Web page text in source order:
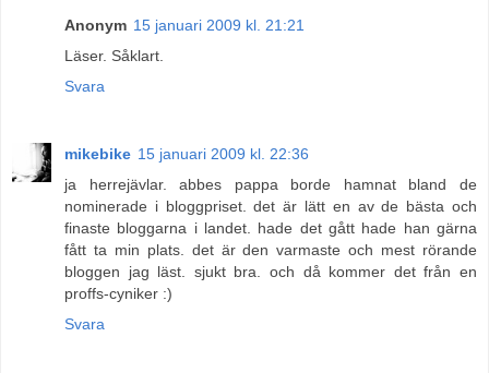
Anonym 15 januari 2009 kl. 21:21
Läser. Såklart.
Svara
mikebike 15 januari 2009 kl. 22:36
ja herrejävlar. abbes pappa borde hamnat bland de
nominerade i bloggpriset. det är lätt en av de bästa och
finaste bloggarna i landet. hade det gått hade han gärna
fått ta min plats. det är den varmaste och mest rörande
bloggen jag läst. sjukt bra. och då kommer det från en
proffs-cyniker :)
Svara